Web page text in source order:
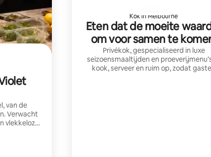
van de
Verwacht
vlekkeloze
Kok in Melbourne
Eten dat de moeite
om voor samen te
door Alex
Privékok, gespecialiseerd in luxe
seizoensmaaltijden en
kook, serveer en ruim op, zodat